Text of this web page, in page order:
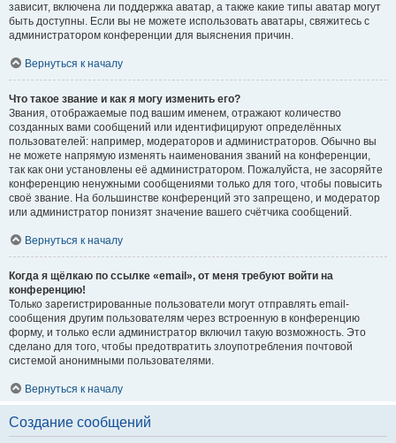
зависит, включена ли поддержка аватар, а также какие типы аватар могут
быть доступны. Если вы не можете использовать аватары, свяжитесь с
администратором конференции для выяснения причин.
Вернуться к началу
Что такое звание и как я могу изменить его?
Звания, отображаемые под вашим именем, отражают количество
созданных вами сообщений или идентифицируют определённых
пользователей: например, модераторов и администраторов. Обычно вы
не можете напрямую изменять наименования званий на конференции,
так как они установлены её администратором. Пожалуйста, не засоряйте
конференцию ненужными сообщениями только для того, чтобы повысить
своё звание. На большинстве конференций это запрещено, и модератор
или администратор понизят значение вашего счётчика сообщений.
Вернуться к началу
Когда я щёлкаю по ссылке «email», от меня требуют войти на
конференцию!
Только зарегистрированные пользователи могут отправлять email-
сообщения другим пользователям через встроенную в конференцию
форму, и только если администратор включил такую возможность. Это
сделано для того, чтобы предотвратить злоупотребления почтовой
системой анонимными пользователями.
Вернуться к началу
Создание сообщений